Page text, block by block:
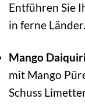
Entführen Sie
in ferne
Mango
mit Mango
Schuss